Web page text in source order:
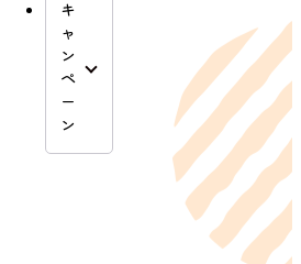
キ
ャ
ン
ペ
ー
ン